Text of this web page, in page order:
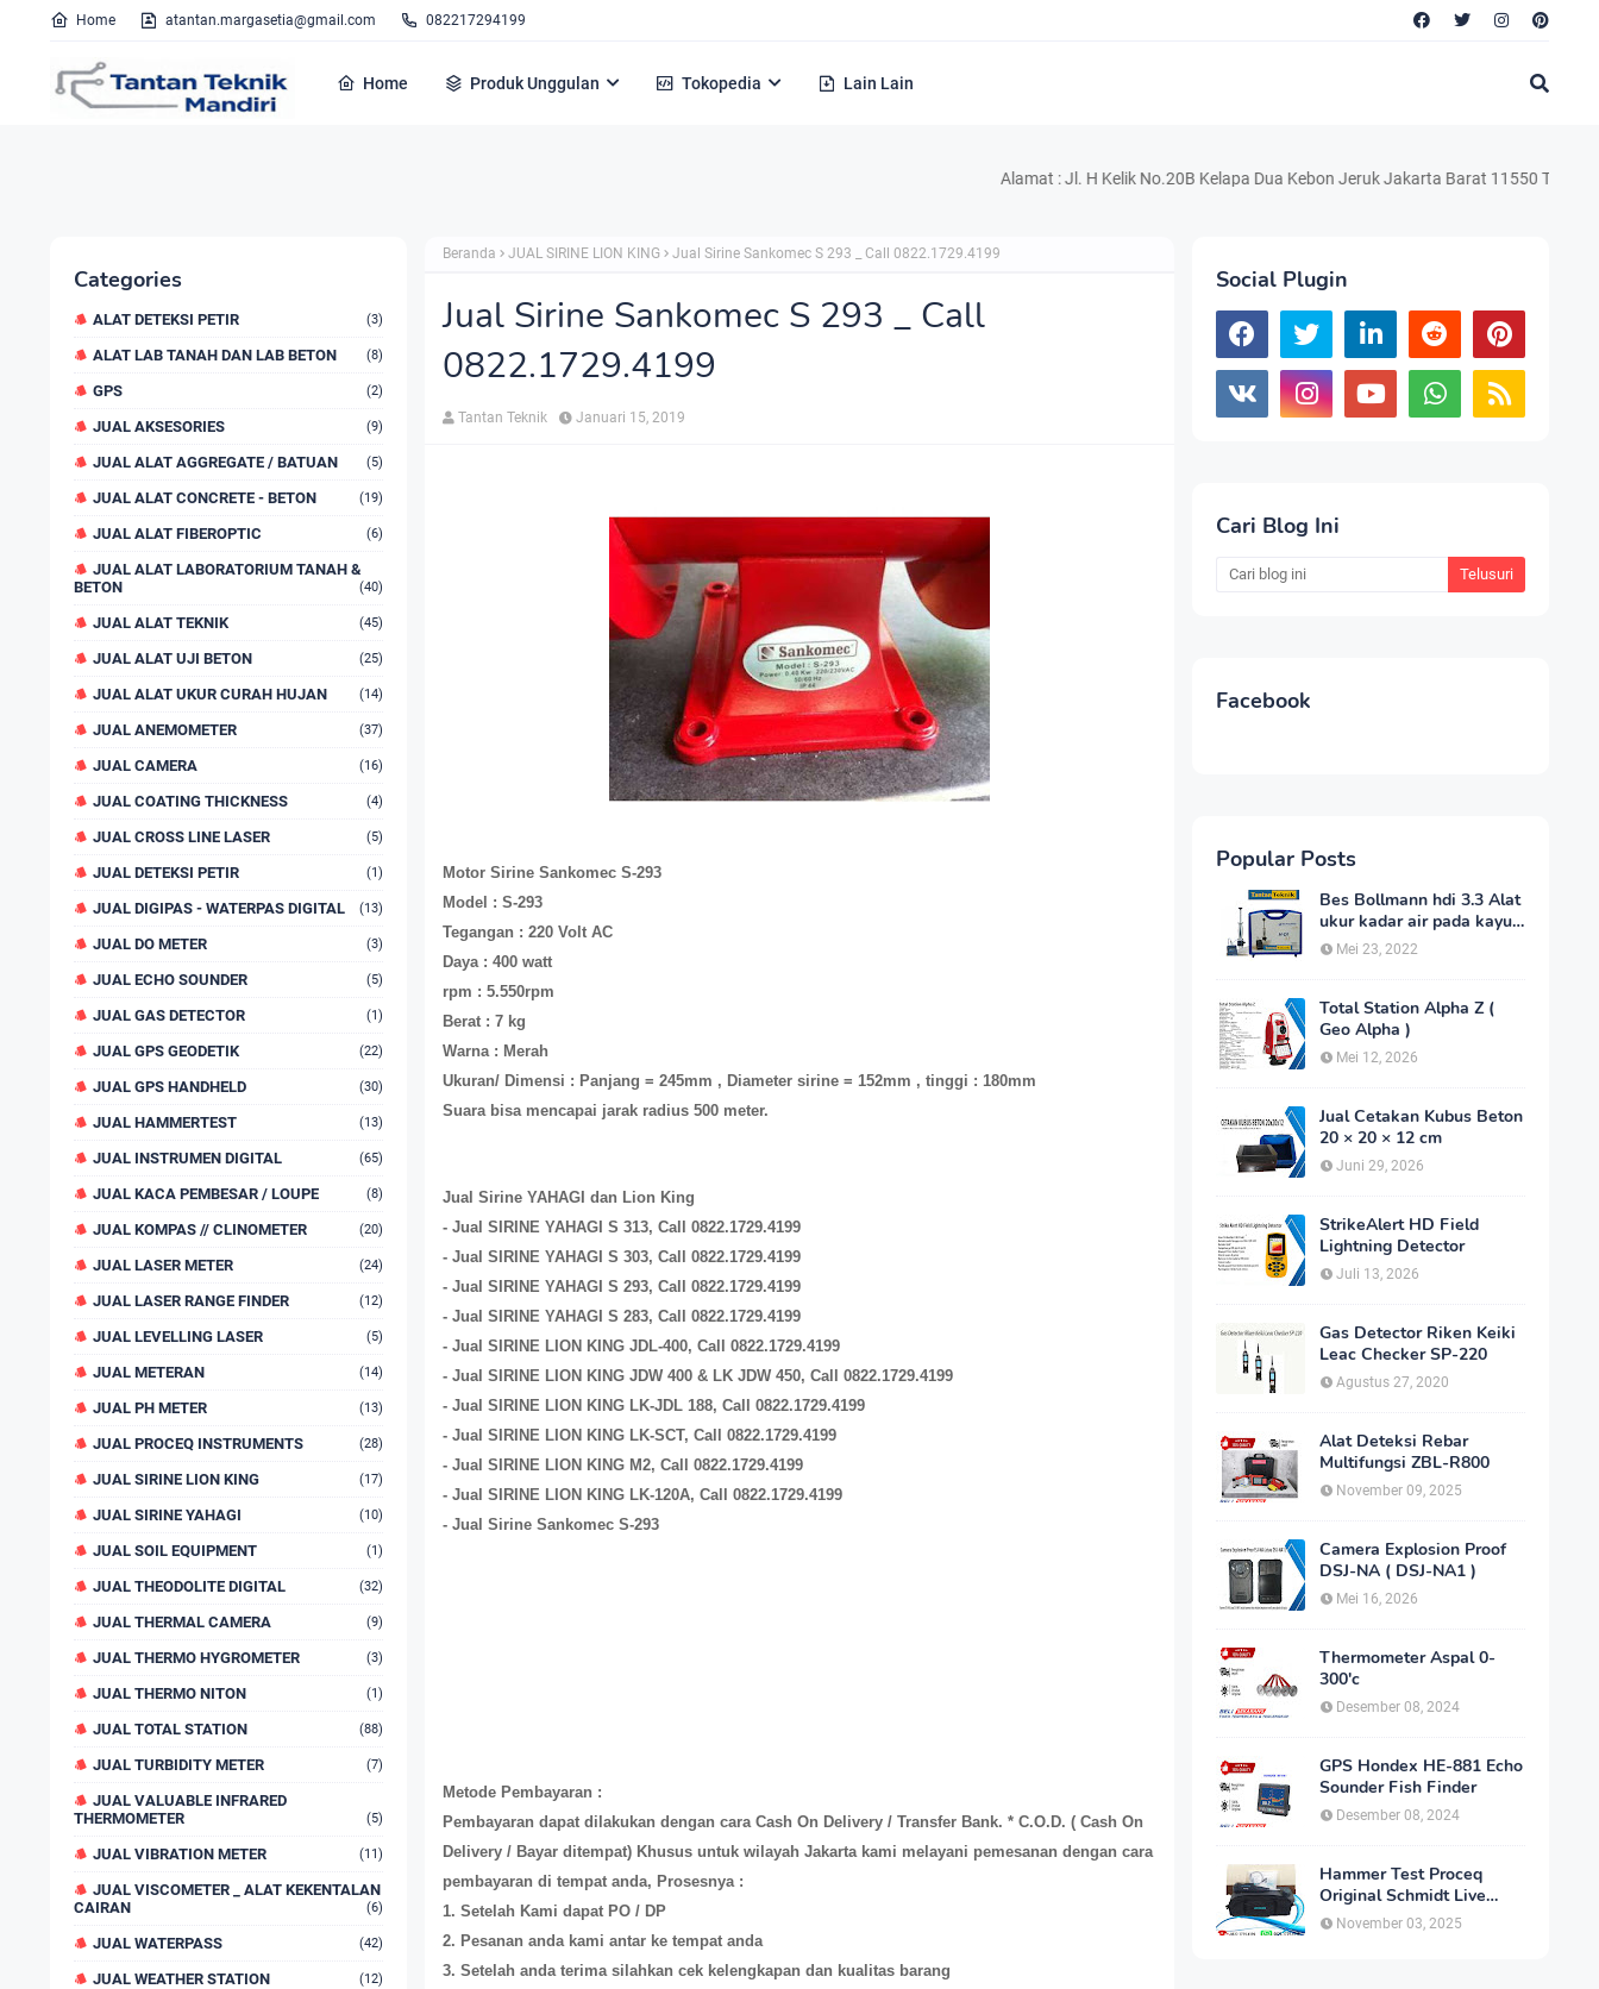
Home atantan.margasetia@gmail.com 082217294199
Home Produk Unggulan Tokopedia Lain Lain
Alamat : Jl. H Kelik No.20B Kelapa Dua Kebon Jeruk Jakarta Barat 11550 Telp.
Categories
ALAT DETEKSI PETIR (3)
ALAT LAB TANAH DAN LAB BETON (8)
GPS (2)
JUAL AKSESORIES (9)
JUAL ALAT AGGREGATE / BATUAN (5)
JUAL ALAT CONCRETE - BETON (19)
JUAL ALAT FIBEROPTIC (6)
JUAL ALAT LABORATORIUM TANAH &
BETON
(40)
JUAL ALAT TEKNIK (45)
JUAL ALAT UJI BETON (25)
JUAL ALAT UKUR CURAH HUJAN (14)
JUAL ANEMOMETER (37)
JUAL CAMERA (16)
JUAL COATING THICKNESS (4)
JUAL CROSS LINE LASER (5)
JUAL DETEKSI PETIR (1)
JUAL DIGIPAS - WATERPAS DIGITAL (13)
JUAL DO METER (3)
JUAL ECHO SOUNDER (5)
JUAL GAS DETECTOR (1)
JUAL GPS GEODETIK (22)
JUAL GPS HANDHELD (30)
JUAL HAMMERTEST (13)
JUAL INSTRUMEN DIGITAL (65)
JUAL KACA PEMBESAR / LOUPE (8)
JUAL KOMPAS // CLINOMETER (20)
JUAL LASER METER (24)
JUAL LASER RANGE FINDER (12)
JUAL LEVELLING LASER (5)
JUAL METERAN (14)
JUAL PH METER (13)
JUAL PROCEQ INSTRUMENTS (28)
JUAL SIRINE LION KING (17)
JUAL SIRINE YAHAGI (10)
JUAL SOIL EQUIPMENT (1)
JUAL THEODOLITE DIGITAL (32)
JUAL THERMAL CAMERA (9)
JUAL THERMO HYGROMETER (3)
JUAL THERMO NITON (1)
JUAL TOTAL STATION (88)
JUAL TURBIDITY METER (7)
JUAL VALUABLE INFRARED
THERMOMETER
(5)
JUAL VIBRATION METER (11)
JUAL VISCOMETER _ ALAT KEKENTALAN
CAIRAN
(6)
JUAL WATERPASS (42)
JUAL WEATHER STATION (12)
Beranda JUAL SIRINE LION KING Jual Sirine Sankomec S 293 _ Call 0822.1729.4199
Jual Sirine Sankomec S 293 _ Call
0822.1729.4199
Tantan Teknik Januari 15, 2019
Motor Sirine Sankomec S-293
Model : S-293
Tegangan : 220 Volt AC
Daya : 400 watt
rpm : 5.550rpm
Berat : 7 kg
Warna : Merah
Ukuran/ Dimensi : Panjang = 245mm , Diameter sirine = 152mm , tinggi : 180mm
Suara bisa mencapai jarak radius 500 meter.
Jual Sirine YAHAGI dan Lion King
- Jual SIRINE YAHAGI S 313, Call 0822.1729.4199
- Jual SIRINE YAHAGI S 303, Call 0822.1729.4199
- Jual SIRINE YAHAGI S 293, Call 0822.1729.4199
- Jual SIRINE YAHAGI S 283, Call 0822.1729.4199
- Jual SIRINE LION KING JDL-400, Call 0822.1729.4199
- Jual SIRINE LION KING JDW 400 & LK JDW 450, Call 0822.1729.4199
- Jual SIRINE LION KING LK-JDL 188, Call 0822.1729.4199
- Jual SIRINE LION KING LK-SCT, Call 0822.1729.4199
- Jual SIRINE LION KING M2, Call 0822.1729.4199
- Jual SIRINE LION KING LK-120A, Call 0822.1729.4199
- Jual Sirine Sankomec S-293
Metode Pembayaran :
Pembayaran dapat dilakukan dengan cara Cash On Delivery / Transfer Bank. * C.O.D. ( Cash On
Delivery / Bayar ditempat) Khusus untuk wilayah Jakarta kami melayani pemesanan dengan cara
pembayaran di tempat anda, Prosesnya :
1. Setelah Kami dapat PO / DP
2. Pesanan anda kami antar ke tempat anda
3. Setelah anda terima silahkan cek kelengkapan dan kualitas barang
Social Plugin
Cari Blog Ini
Facebook
Popular Posts
Bes Bollmann hdi 3.3 Alat
ukur kadar air pada kayu
_MC Meter Murah
Mei 23, 2022
Total Station Alpha Z (
Geo Alpha )
Mei 12, 2026
Jual Cetakan Kubus Beton
20 × 20 × 12 cm
Juni 29, 2026
StrikeAlert HD Field
Lightning Detector
Juli 13, 2026
Gas Detector Riken Keiki
Leac Checker SP-220
Agustus 27, 2020
Alat Deteksi Rebar
Multifungsi ZBL-R800
November 09, 2025
Camera Explosion Proof
DSJ-NA ( DSJ-NA1 )
Mei 16, 2026
Thermometer Aspal 0-
300'c
Desember 08, 2024
GPS Hondex HE-881 Echo
Sounder Fish Finder
Desember 08, 2024
Hammer Test Proceq
Original Schmidt Live
OS8000 Type N
November 03, 2025